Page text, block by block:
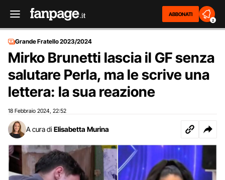
ABBONATI
2
Grande Fratello 2023/2024
Mirko Brunetti lascia il GF senza
salutare Perla, ma le scrive una
lettera: la sua reazione
18 Febbraio 2024 22:52
A cura di Elisabetta Murina